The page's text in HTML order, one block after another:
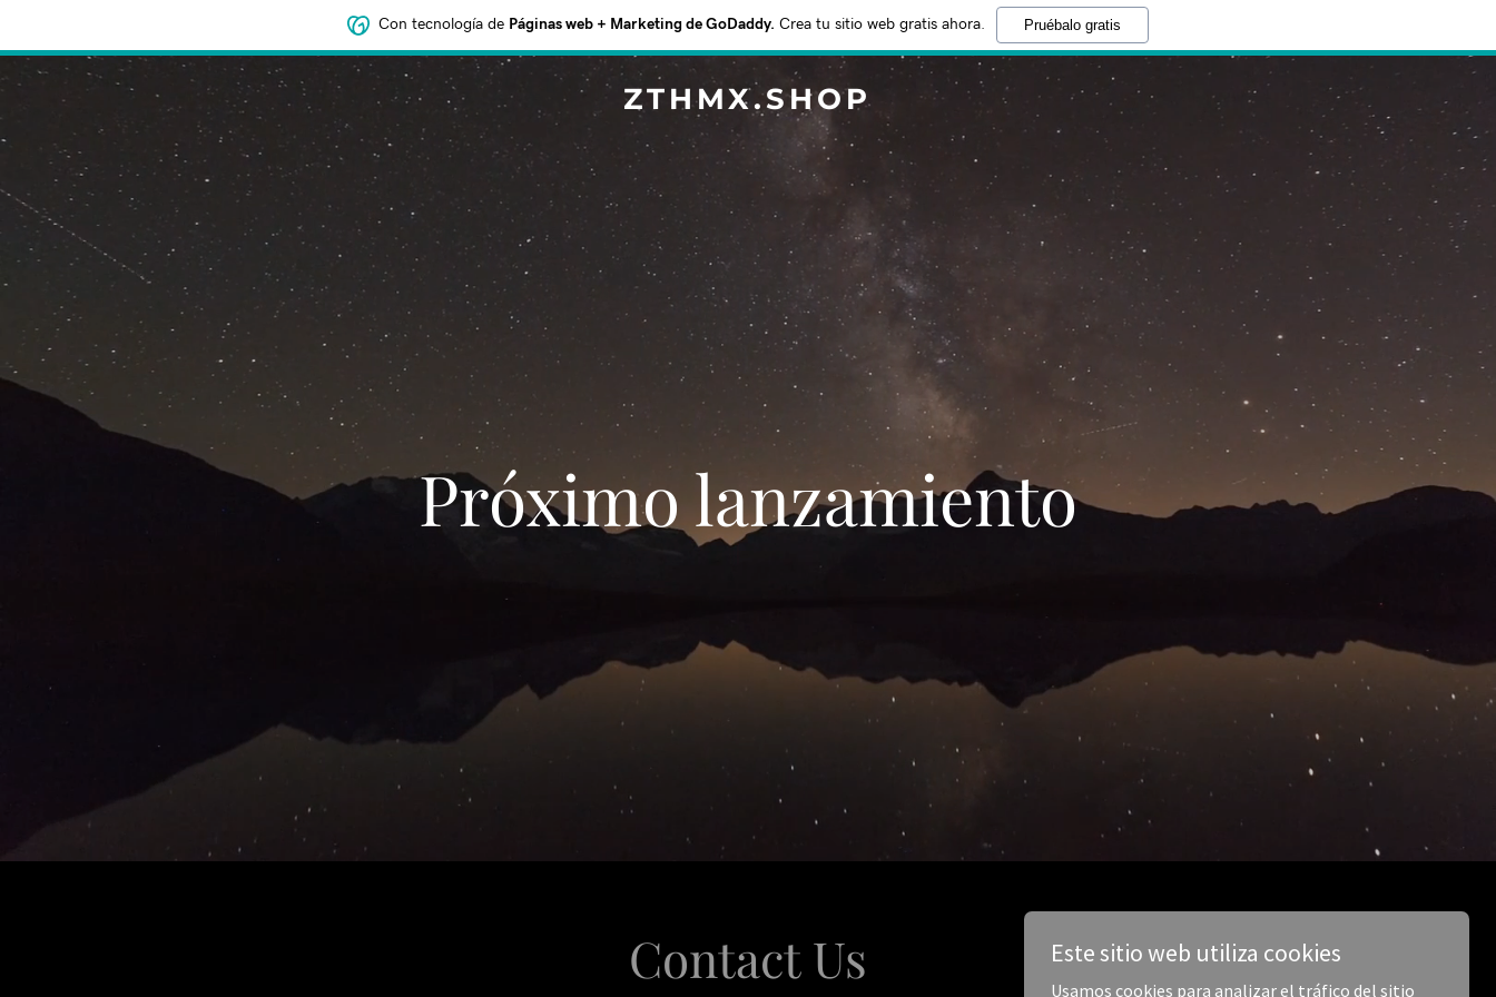
Con tecnología de Páginas web + Marketing de GoDaddy. Crea tu sitio web gratis ahora. Pruébalo gratis
ZTHMX.SHOP
‌‌Próximo lanzamiento
Contact Us Este sitio web utiliza cookies
Usamos cookies para analizar el tráfico del sitio